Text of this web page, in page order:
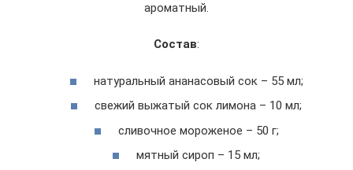
ароматный.
Состав:
натуральный ананасовый сок – 55 мл;
свежий выжатый сок лимона – 10 мл;
сливочное мороженое – 50 г;
мятный сироп – 15 мл;